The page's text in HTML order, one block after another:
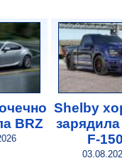
BRZ
Shelby
F-